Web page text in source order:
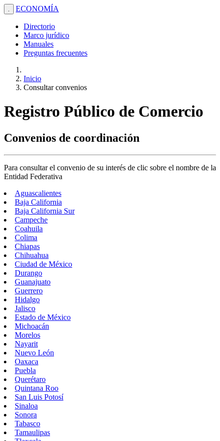
. ECONOMÍA
Directorio
Marco jurídico
Manuales
Preguntas frecuentes
Inicio
Consultar convenios
Registro Público de Comercio
Convenios de coordinación
Para consultar el convenio de su interés de clic sobre el nombre de la
Entidad Federativa
Aguascalientes
Baja California
Baja California Sur
Campeche
Coahuila
Colima
Chiapas
Chihuahua
Ciudad de México
Durango
Guanajuato
Guerrero
Hidalgo
Jalisco
Estado de México
Michoacán
Morelos
Nayarit
Nuevo León
Oaxaca
Puebla
Querétaro
Quintana Roo
San Luis Potosí
Sinaloa
Sonora
Tabasco
Tamaulipas